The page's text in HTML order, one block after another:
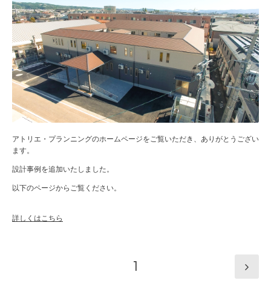
アトリエ・プランニングのホームページをご覧いただき、ありがとうござい
ます。
設計事例を追加いたしました。
以下のページからご覧ください。
詳しくはこちら
1